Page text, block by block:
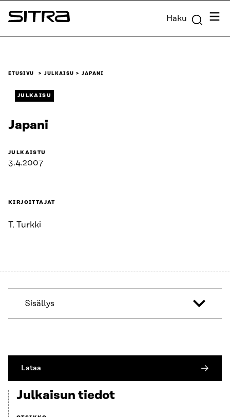
Siirry
suoraan
Sitra Haku
ETUSIVU JULKAISU JAPANI
JULKAISU
Japani
JULKAISTU
3.4.2007
KIRJOITTAJAT
T. Turkki
Sisällys
Lataa
Julkaisun tiedot